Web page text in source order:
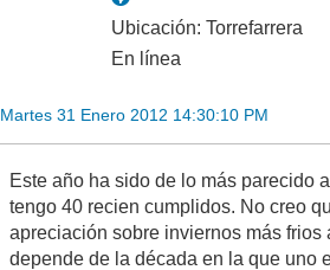
Ubicación: Torrefarrera
En línea
Martes 31 Enero 2012 14:30:10 PM
Este año ha sido de lo más parecido
tengo 40 recien cumplidos. No creo
apreciación sobre inviernos más frios
depende de la década en la que uno